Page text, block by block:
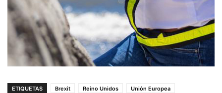
ETIQUETAS Brexit Reino Unidos Unión Europea